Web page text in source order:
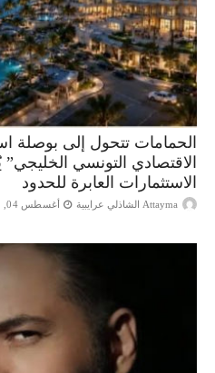
الحمامات تتحول إلى بوصلة
الاقتصادي التونسي
الاستثمارات العابرة للحدود
Attayma الشاذلي عرايبية أغسطس 04, 2026